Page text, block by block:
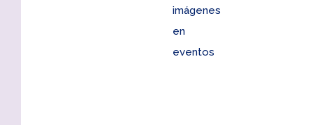
imágenes
en
eventos